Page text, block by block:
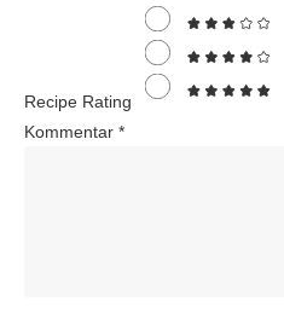
Recipe Rating
Kommentar *